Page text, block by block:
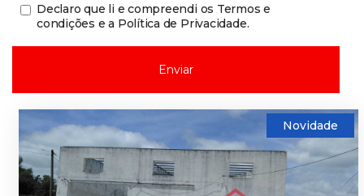
Declaro que li e compreendi os Termos e
condições e a Política de Privacidade.
Enviar
Novidade